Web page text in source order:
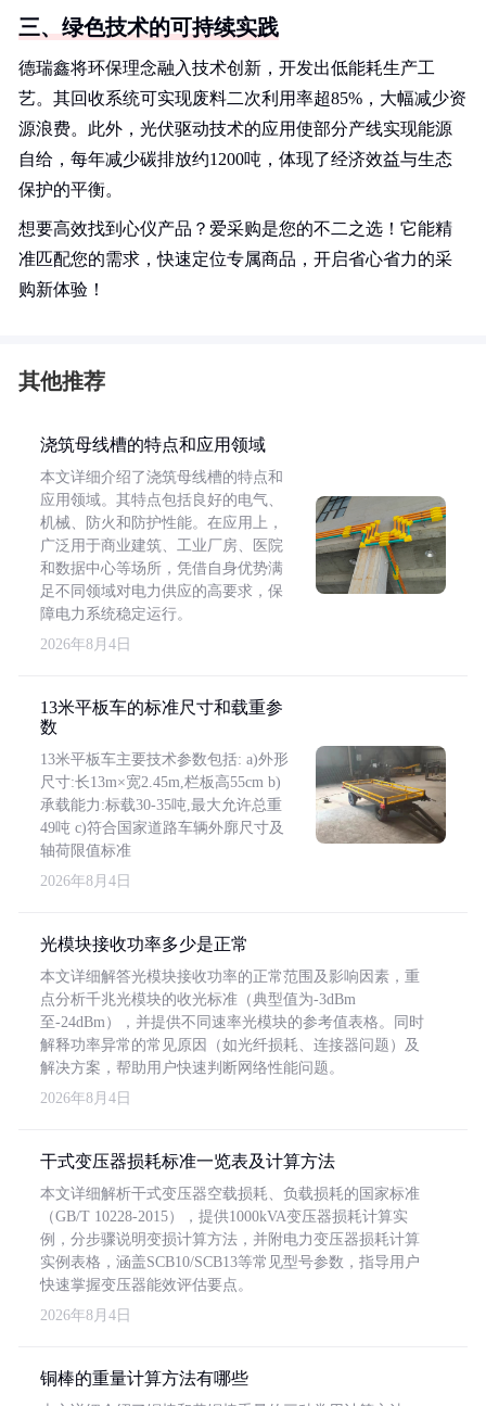
三、绿色技术的可持续实践
德瑞鑫将环保理念融入技术创新，开发出低能耗生产工
艺。其回收系统可实现废料二次利用率超85%，大幅减少资
源浪费。此外，光伏驱动技术的应用使部分产线实现能源
自给，每年减少碳排放约1200吨，体现了经济效益与生态
保护的平衡。
想要高效找到心仪产品？爱采购是您的不二之选！它能精
准匹配您的需求，快速定位专属商品，开启省心省力的采
购新体验！
其他推荐
浇筑母线槽的特点和应用领域
本文详细介绍了浇筑母线槽的特点和
应用领域。其特点包括良好的电气、
机械、防火和防护性能。在应用上，
广泛用于商业建筑、工业厂房、医院
和数据中心等场所，凭借自身优势满
足不同领域对电力供应的高要求，保
障电力系统稳定运行。
2026年8月4日
13米平板车的标准尺寸和载重参
数
13米平板车主要技术参数包括: a)外形
尺寸:长13m×宽2.45m,栏板高55cm b)
承载能力:标载30-35吨,最大允许总重
49吨 c)符合国家道路车辆外廓尺寸及
轴荷限值标准
2026年8月4日
光模块接收功率多少是正常
本文详细解答光模块接收功率的正常范围及影响因素，重
点分析千兆光模块的收光标准（典型值为-3dBm
至-24dBm），并提供不同速率光模块的参考值表格。同时
解释功率异常的常见原因（如光纤损耗、连接器问题）及
解决方案，帮助用户快速判断网络性能问题。
2026年8月4日
干式变压器损耗标准一览表及计算方法
本文详细解析干式变压器空载损耗、负载损耗的国家标准
（GB/T 10228-2015），提供1000kVA变压器损耗计算实
例，分步骤说明变损计算方法，并附电力变压器损耗计算
实例表格，涵盖SCB10/SCB13等常见型号参数，指导用户
快速掌握变压器能效评估要点。
2026年8月4日
铜棒的重量计算方法有哪些